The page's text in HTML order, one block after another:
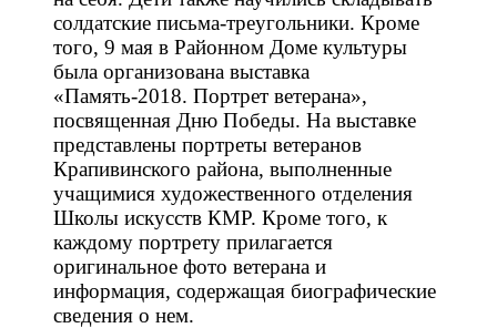
солдатские письма-треугольники. Кроме
того, 9 мая в Районном Доме культуры
была организована выставка
«Память-2018. Портрет ветерана»,
посвященная Дню Победы. На выставке
представлены портреты ветеранов
Крапивинского района, выполненные
учащимися художественного отделения
Школы искусств КМР. Кроме того, к
каждому портрету прилагается
оригинальное фото ветерана и
информация, содержащая биографические
сведения о нем.